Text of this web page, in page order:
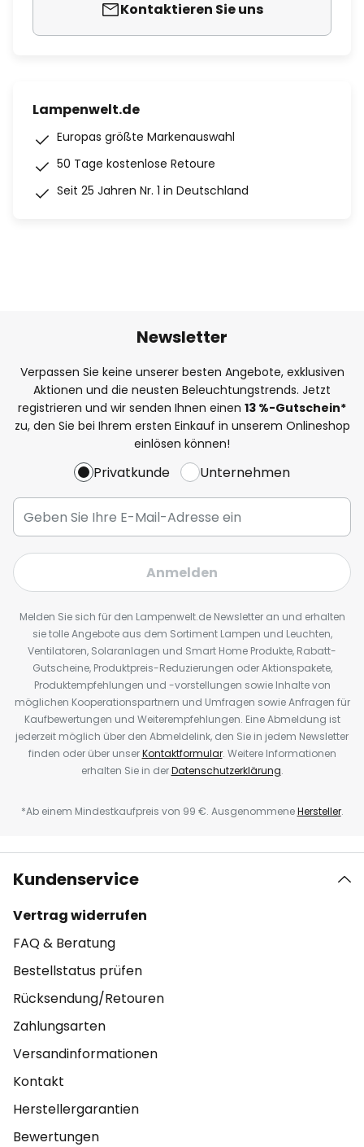
Kontaktieren Sie uns
Lampenwelt.de
Europas größte Markenauswahl
50 Tage kostenlose Retoure
Seit 25 Jahren Nr. 1 in Deutschland
Newsletter
Verpassen Sie keine unserer besten Angebote, exklusiven
Aktionen und die neusten Beleuchtungstrends. Jetzt
registrieren und wir senden Ihnen einen 13 %-Gutschein*
zu, den Sie bei Ihrem ersten Einkauf in unserem Onlineshop
einlösen können!
Privatkunde Unternehmen
Anmelden
Melden Sie sich für den Lampenwelt.de Newsletter an und erhalten
sie tolle Angebote aus dem Sortiment Lampen und Leuchten,
Ventilatoren, Solaranlagen und Smart Home Produkte, Rabatt-
Gutscheine, Produktpreis-Reduzierungen oder Aktionspakete,
Produktempfehlungen und -vorstellungen sowie Inhalte von
möglichen Kooperationspartnern und Umfragen sowie Anfragen für
Kaufbewertungen und Weiterempfehlungen. Eine Abmeldung ist
jederzeit möglich über den Abmeldelink, den Sie in jedem Newsletter
finden oder über unserKontaktformular. Weitere Informationen
erhalten Sie in derDatenschutzerklärung.
*Ab einem Mindestkaufpreis von 99 €. AusgenommeneHersteller.
Kundenservice
Vertrag widerrufen
FAQ & Beratung
Bestellstatus prüfen
Rücksendung/Retouren
Zahlungsarten
Versandinformationen
Kontakt
Herstellergarantien
Bewertungen